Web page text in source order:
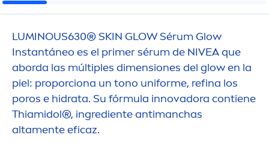
LUMINOUS630®SKIN GLOW Sérum Glow
Instantáneo es el primer sérum de NIVEAque
aborda las múltiples dimensiones del glow en la
piel: proporciona un tono uniforme, refina los
poros e hidrata. Su fórmula innovadora contiene
Thiamidol®, ingrediente antimanchas
altamente eficaz.